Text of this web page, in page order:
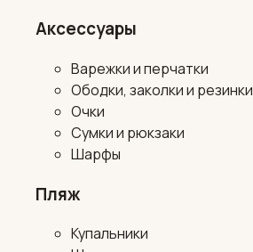
Аксессуары
Варежки и перчатки
Ободки, заколки и резинки
Очки
Сумки и рюкзаки
Шарфы
Пляж
Купальники